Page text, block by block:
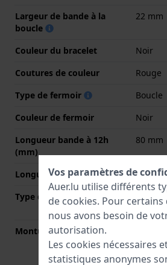
Largeur de bande à la
boucle
22 mm
Couleur du bracelet
Noir
Coutures de couleur
Rouge
Type de fermoir
Boucle
Couleur de fermoir
Noir
Longueur bande à 12h
(mm)
80 mm
Longueur bande à 6h (mm) 120
Type de montage
Monture droite
Vos paramètres de
Auer.lu utilise différents
de cookies. Pour certains
nous avons besoin de
autorisation.
Les cookies nécessaires
statistiques anonymes